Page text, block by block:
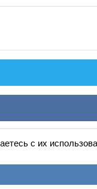
с их
© 2026
· Новый